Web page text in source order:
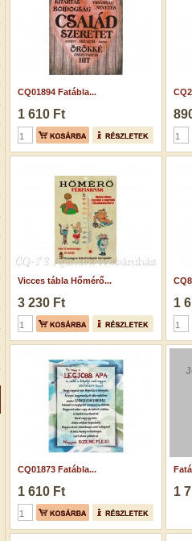
CQ01894 Fatábla...
1 610 Ft
Vicces tábla Hőmérő...
3 230 Ft 1
CQ01873 Fatábla...
1 610 Ft 1